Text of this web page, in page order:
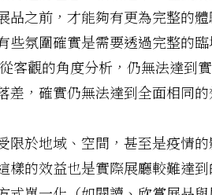
品之前，才能夠有更為完整的
些氛圍確實是需要透過完整的
客觀的角度分析，仍無法達到
差，確實仍無法達到全面相同
限於地域、空間，甚至是疫情
樣的效益也是實際展廳較難達